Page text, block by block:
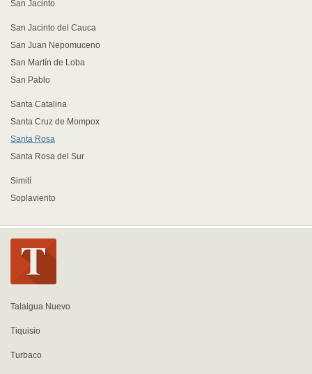
San Jacinto
San Jacinto del Cauca
San Juan Nepomuceno
San Martín de Loba
San Pablo
Santa Catalina
Santa Cruz de Mompox
Santa Rosa
Santa Rosa del Sur
Simití
Soplaviento
Talaigua Nuevo
Tiquisio
Turbaco